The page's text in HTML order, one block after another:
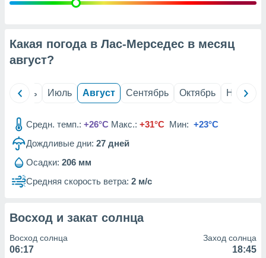
данных
рекламы
сведения
Какая погода в Лас-Мерседес в месяц
август?
Июнь Июль Август Сентябрь Октябрь Ноябрь
Средн. темп.: +26°C Макс.: +31°C Мин: +23°C
Дождливые дни: 27 дней
Осадки: 206 мм
Средняя скорость ветра: 2 м/с
Восход и закат солнца
Восход солнца
06:17
Заход солнца
18:45